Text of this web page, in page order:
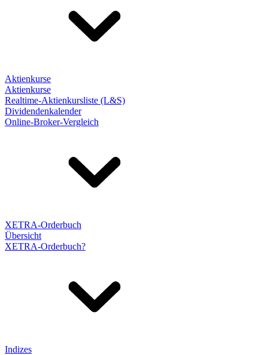
Aktienkurse
Aktienkurse
Realtime-Aktienkursliste (L&S)
Dividendenkalender
Online-Broker-Vergleich
XETRA-Orderbuch
Übersicht
XETRA-Orderbuch?
Indizes